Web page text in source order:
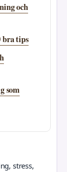
och
bra tips
som
stress,